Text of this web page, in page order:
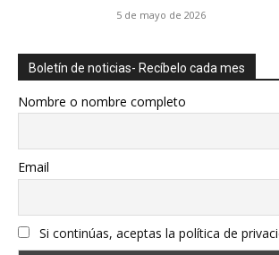
5 de mayo de 2026
Boletín de noticias- Recíbelo cada mes
Nombre o nombre completo
Email
Si continúas, aceptas la política de